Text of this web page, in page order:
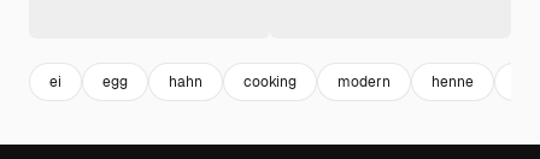
ei egg hahn cooking modern henne